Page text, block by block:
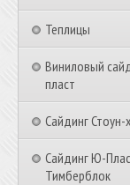
Теплицы
Виниловый
пласт
Сайдинг Стоун-
Сайдинг Ю-
Тимберблок